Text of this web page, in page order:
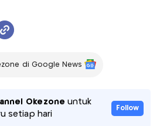
di Google News
Okezone untuk
setiap hari
Follow